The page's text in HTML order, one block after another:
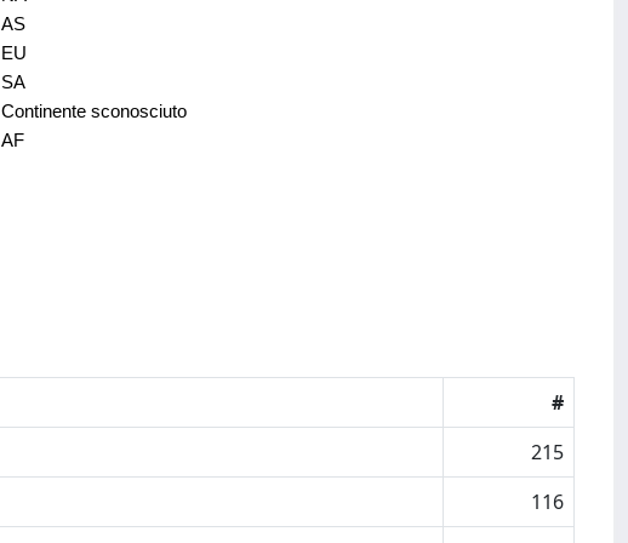
AS
EU
SA
Continente sconosciuto
AF
#
215
116